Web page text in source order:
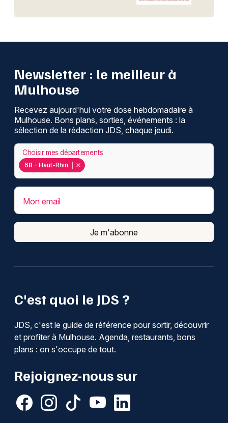
C'est quoi le JDS ?
JDS, c'est le guide de référence pour sortir, découvrir
et profiter à Mulhouse. Agenda, restaurants, bons
plans : on s'occupe de tout.
Rejoignez-nous sur
Newsletter : le meilleur à
Mulhouse
Recevez aujourd'hui votre dose hebdomadaire à
Mulhouse. Bons plans, sorties, événements : la
sélection de la rédaction JDS, chaque jeudi.
68 - Haut-Rhin
Choisir mes départements
Mon email
Je m'abonne